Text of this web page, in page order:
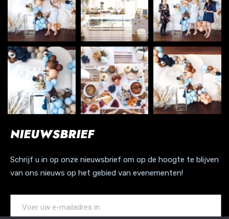
NIEUWSBRIEF
Schrijf u in op onze nieuwsbrief om op de hoogte te blijven
van ons nieuws op het gebied van evenementen!